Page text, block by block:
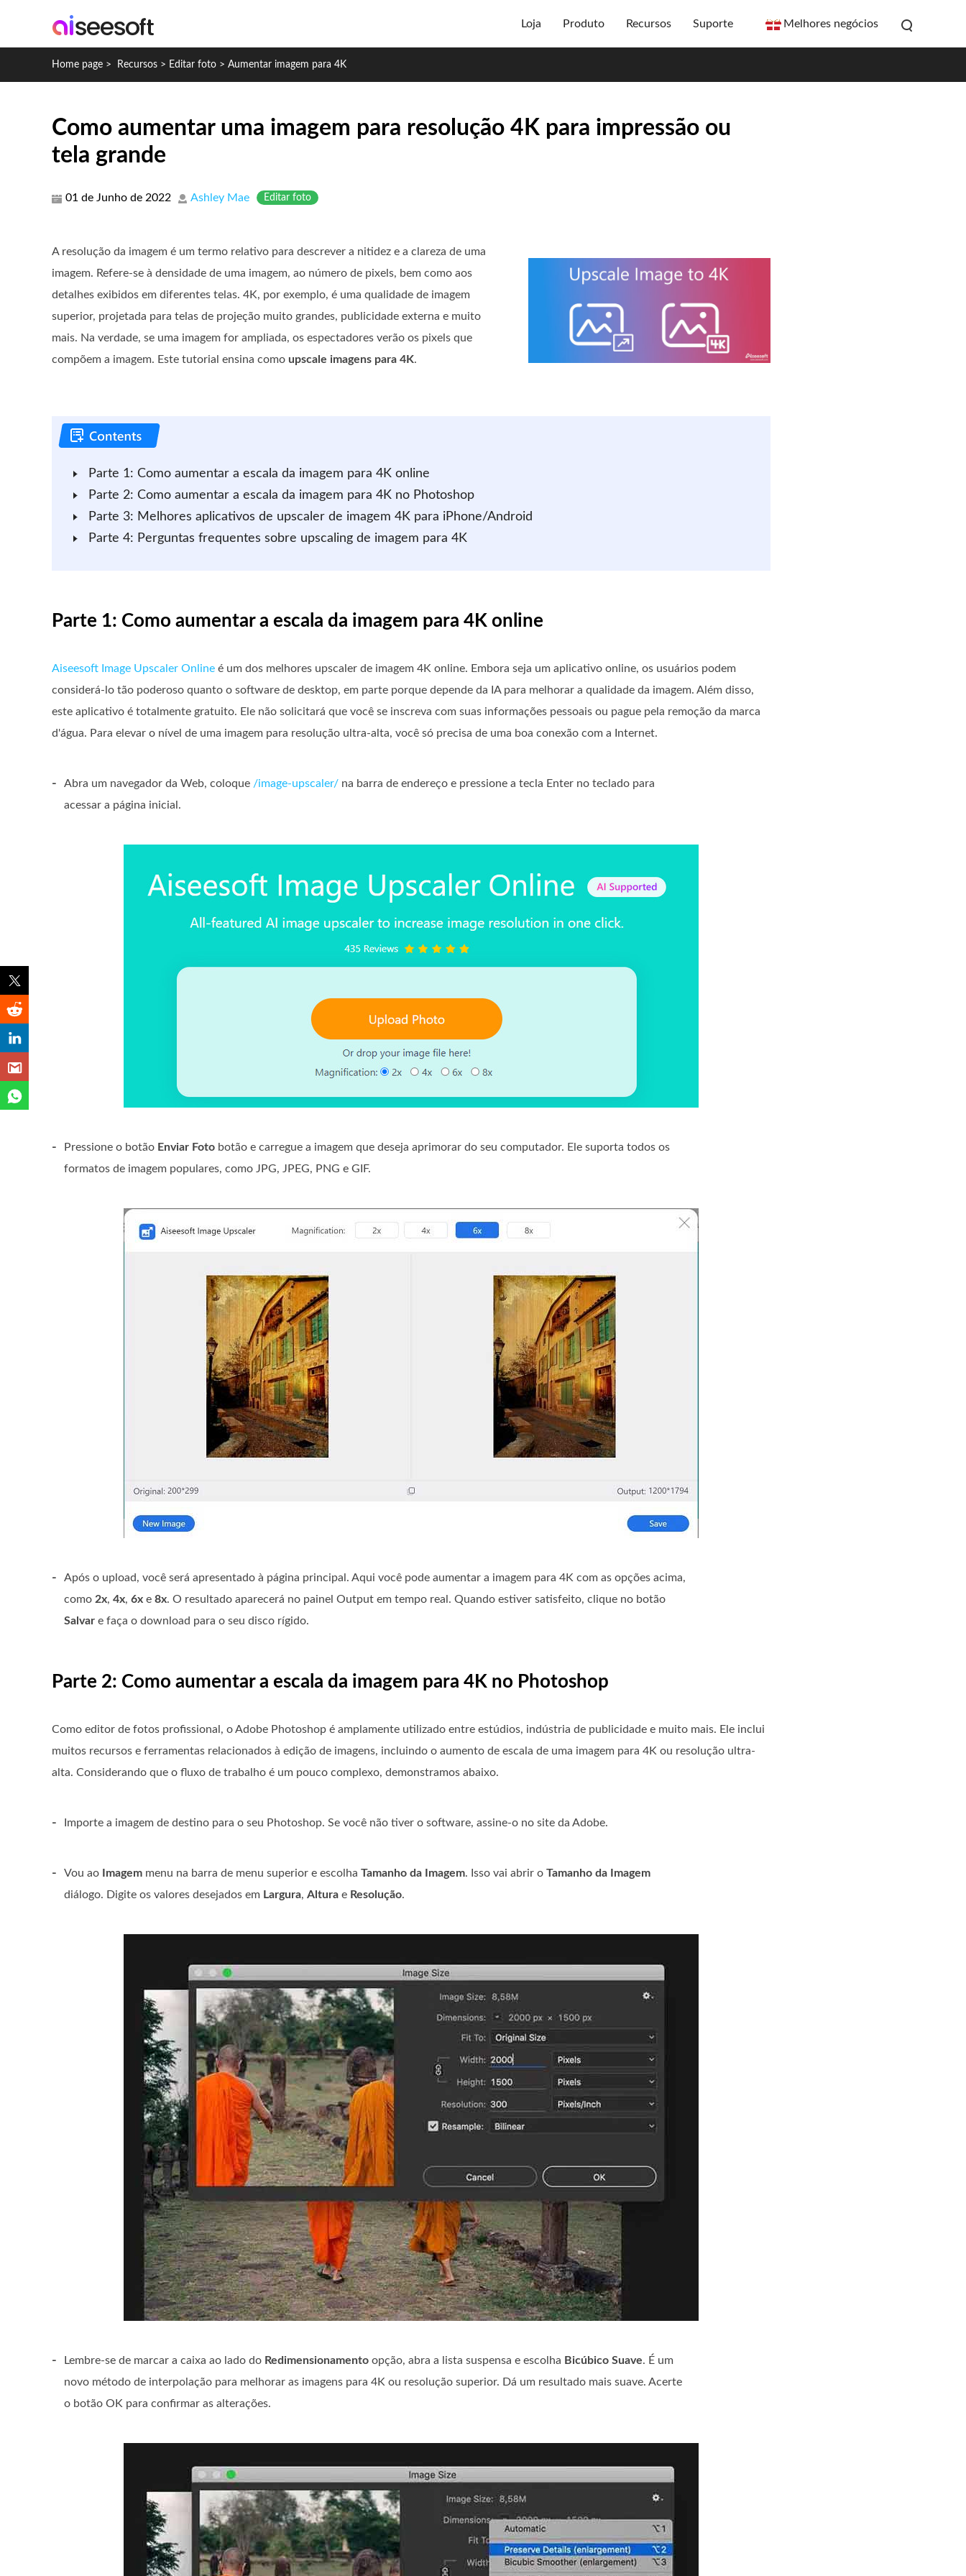
Loja Produto Recursos Suporte Melhores negócios
Home page > Recursos > Editar foto > Aumentar imagem para 4K
Como aumentar uma imagem para resolução 4K para impressão ou
tela grande
01 de Junho de 2022 Ashley Mae Editar foto
A resolução da imagem é um termo relativo para descrever a nitidez e a clareza de uma
imagem. Refere-se à densidade de uma imagem, ao número de pixels, bem como aos
detalhes exibidos em diferentes telas. 4K, por exemplo, é uma qualidade de imagem
superior, projetada para telas de projeção muito grandes, publicidade externa e muito
mais. Na verdade, se uma imagem for ampliada, os espectadores verão os pixels que
compõem a imagem. Este tutorial ensina como upscale imagens para 4K.
Parte 1: Como aumentar a escala da imagem para 4K online
Parte 2: Como aumentar a escala da imagem para 4K no Photoshop
Parte 3: Melhores aplicativos de upscaler de imagem 4K para iPhone/Android
Parte 4: Perguntas frequentes sobre upscaling de imagem para 4K
Parte 1: Como aumentar a escala da imagem para 4K online
Aiseesoft Image Upscaler Online é um dos melhores upscaler de imagem 4K online. Embora seja um aplicativo online, os usuários podem
considerá-lo tão poderoso quanto o software de desktop, em parte porque depende da IA ​​para melhorar a qualidade da imagem. Além disso,
este aplicativo é totalmente gratuito. Ele não solicitará que você se inscreva com suas informações pessoais ou pague pela remoção da marca
d'água. Para elevar o nível de uma imagem para resolução ultra-alta, você só precisa de uma boa conexão com a Internet.
- Abra um navegador da Web, coloque /image-upscaler/ na barra de endereço e pressione a tecla Enter no teclado para
acessar a página inicial.
- Pressione o botão Enviar Foto botão e carregue a imagem que deseja aprimorar do seu computador. Ele suporta todos os
formatos de imagem populares, como JPG, JPEG, PNG e GIF.
-
Após o upload, você será apresentado à página principal. Aqui você pode aumentar a imagem para 4K com as opções acima,
como 2x, 4x, 6x e 8x. O resultado aparecerá no painel Output em tempo real. Quando estiver satisfeito, clique no botão
Salvar e faça o download para o seu disco rígido.
Parte 2: Como aumentar a escala da imagem para 4K no Photoshop
Como editor de fotos profissional, o Adobe Photoshop é amplamente utilizado entre estúdios, indústria de publicidade e muito mais. Ele inclui
muitos recursos e ferramentas relacionados à edição de imagens, incluindo o aumento de escala de uma imagem para 4K ou resolução ultra-
alta. Considerando que o fluxo de trabalho é um pouco complexo, demonstramos abaixo.
- Importe a imagem de destino para o seu Photoshop. Se você não tiver o software, assine-o no site da Adobe.
- Vou ao Imagem menu na barra de menu superior e escolha Tamanho da Imagem. Isso vai abrir o Tamanho da Imagem
diálogo. Digite os valores desejados em Largura, Altura e Resolução.
- Lembre-se de marcar a caixa ao lado do Redimensionamento opção, abra a lista suspensa e escolha Bicúbico Suave. É um
novo método de interpolação para melhorar as imagens para 4K ou resolução superior. Dá um resultado mais suave. Acerte
o botão OK para confirmar as alterações.